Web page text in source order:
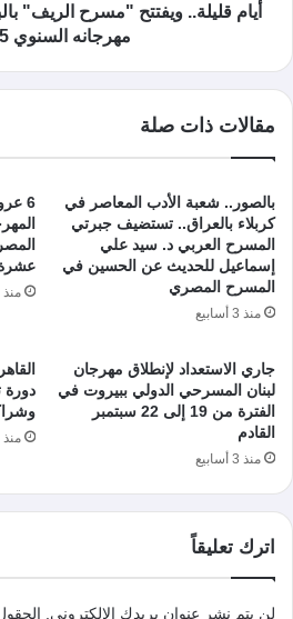
أيام قليلة.. ويفتتح "مسرح الريف"
مهرجانه السنوي 2015م
مقالات ذات صلة
بالصور.. شعبة الأدب المعاصر في
كربلاء بالعراق.. تستضيف جبرتي
المسرح العربي د. سيد علي
إسماعيل للحديث عن الحسين في
المسرح المصري
منذ 3 أسابيع
6
منذ 3 أسابيع
جاري الاستعداد لإنطلاق مهرجان
لبنان المسرحي الدولي ببيروت في
الفترة من 19 إلى 22 سبتمبر
القادم
منذ 3 أسابيع
دورة
منذ 3 أسابيع
اترك تعليقاً
لن يتم نشر عنوان بريدك الإلكتروني.